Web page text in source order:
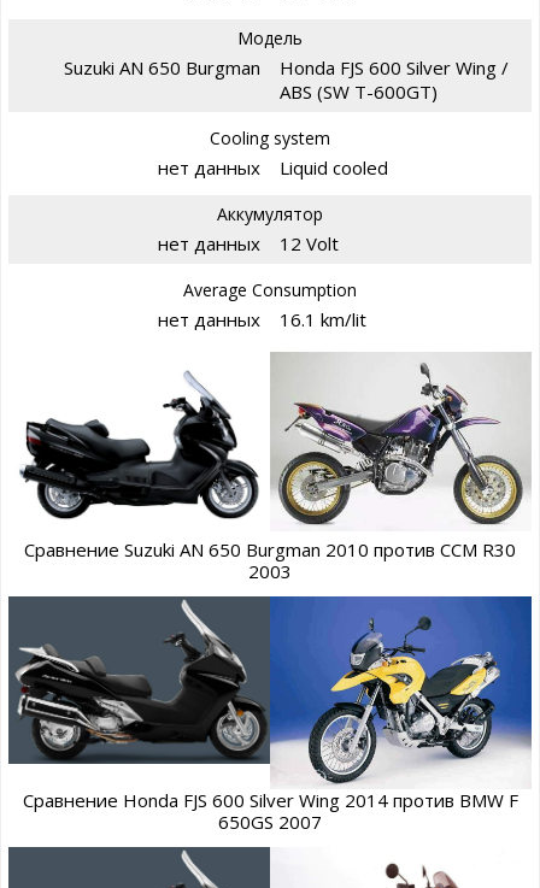
Модель
Suzuki AN 650 Burgman
Honda FJS 600 Silver Wing /
ABS (SW T-600GT)
Cooling system
нет данных Liquid cooled
Аккумулятор
нет данных 12 Volt
Average Consumption
нет данных 16.1 km/lit
Сравнение Suzuki AN 650 Burgman 2010 против CCM R30
2003
Сравнение Honda FJS 600 Silver Wing 2014 против BMW F
650GS 2007